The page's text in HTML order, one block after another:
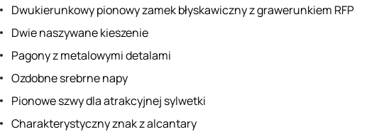
Dwukierunkowy pionowy zamek błyskawiczny z grawerunkiem RFP
Dwie naszywane kieszenie
Pagony z metalowymi detalami
Ozdobne srebrne napy
Pionowe szwy dla atrakcyjnej sylwetki
Charakterystyczny znak z alcantary